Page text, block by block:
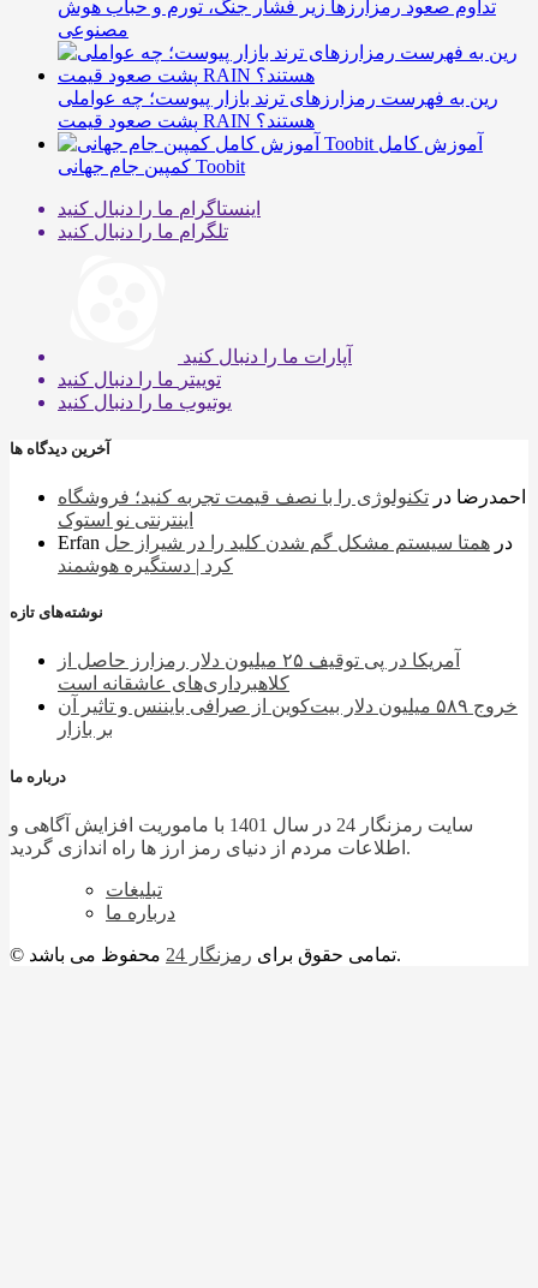
تداوم صعود رمزارزها زیر فشار جنگ، تورم و حباب هوش
مصنوعی
رین به فهرست رمزارزهای ترند بازار پیوست؛ چه عواملی
پشت صعود قیمت RAIN هستند؟
آموزش کامل
کمپین جام جهانی Toobit
اینستاگرام ما را دنبال کنید
تلگرام ما را دنبال کنید
آپارات ما را دنبال کنید
توییتر ما را دنبال کنید
یوتیوب ما را دنبال کنید
آخرین دیدگاه ها
احمدرضا در تکنولوژی را با نصف قیمت تجربه کنید؛ فروشگاه
اینترنتی نو استوک
Erfan
در همتا سیستم مشکل گم شدن کلید را در شیراز حل
کرد | دستگیره هوشمند
نوشته‌های تازه
آمریکا در پی توقیف ۲۵ میلیون دلار رمزارز حاصل از
کلاهبرداری‌های عاشقانه است
خروج ۵۸۹ میلیون دلار بیت‌کوین از صرافی بایننس و تاثیر آن
بر بازار
درباره ما
سایت رمزنگار 24 در سال 1401 با ماموریت افزایش آگاهی و
اطلاعات مردم از دنیای رمز ارز ها راه اندازی گردید.
تبلیغات
درباره ما
© تمامی حقوق برای رمزنگار 24 محفوظ می باشد.